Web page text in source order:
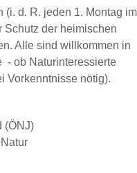
(i. d. R. jeden 1. Montag im
Schutz der heimischen
Alle sind willkommen in
- ob Naturinteressierte
Vorkenntnisse nötig).
(ÖNJ)